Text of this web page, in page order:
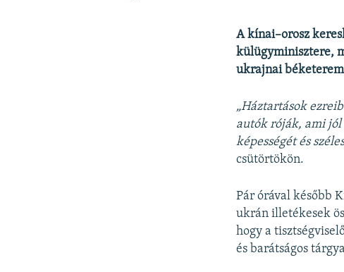
A kínai–orosz
külügyminisztere,
ukrajnai
„Háztartások
autók róják, ami jól
képességét és
csütörtökön.
Pár órával később
ukrán illetékesek
hogy a
és barátságos